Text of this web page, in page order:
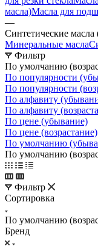
масла)Масла для
—
Синтетические масла
Минеральные масла
Фильтр
По умолчанию
По популярности
По популярности
По алфавиту
По алфавиту
По цене (убывание)
По цене (возрастание)
По умолчанию
По умолчанию
Фильтр
Сортировка
По умолчанию
Бренд